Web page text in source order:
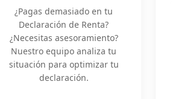
¿Pagas demasiado en tu
Declaración de Renta?
¿Necesitas asesoramiento?
Nuestro equipo analiza tu
situación para optimizar tu
declaración.